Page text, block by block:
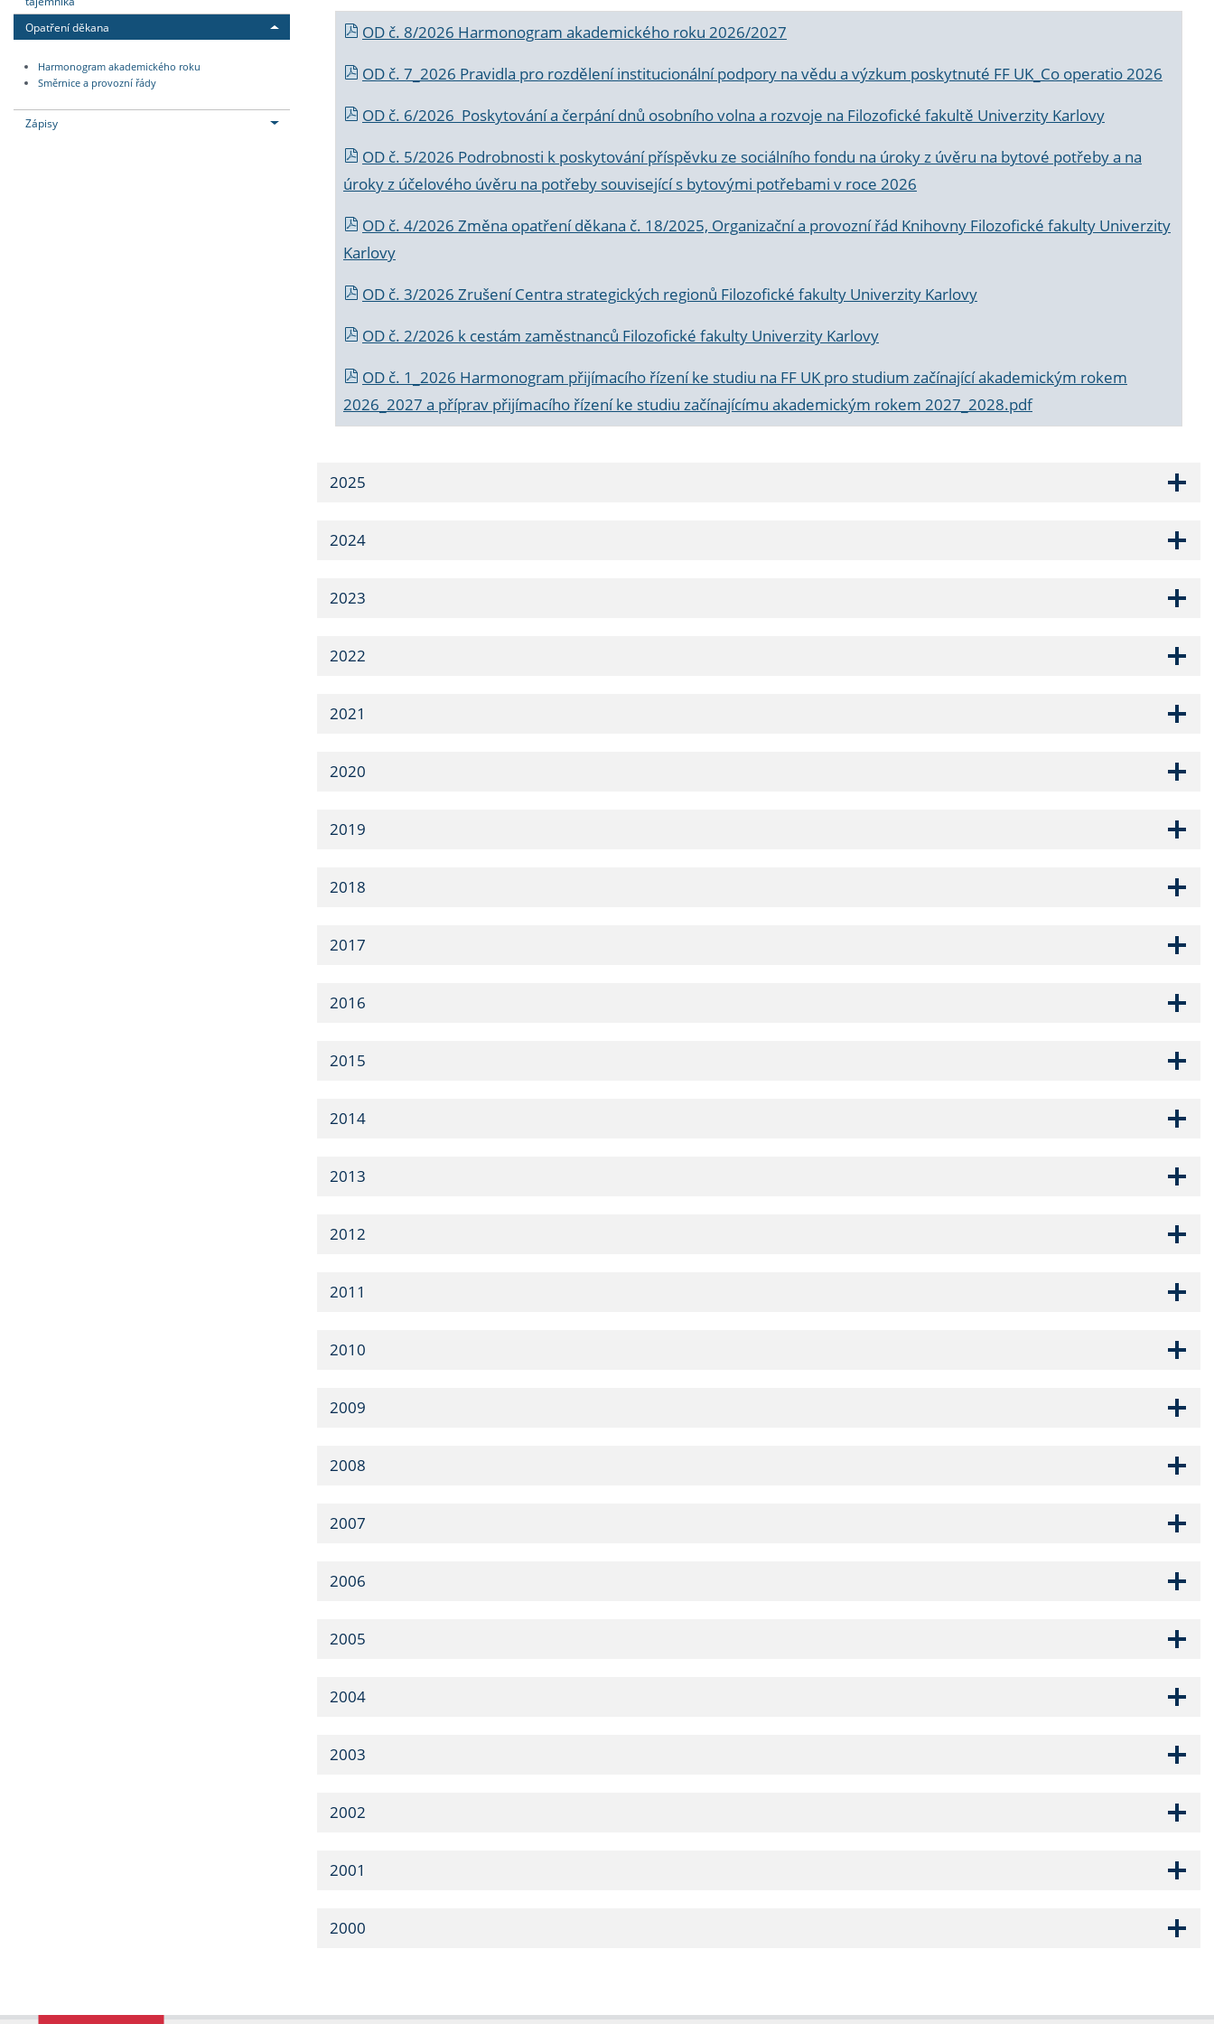
Opatření děkana
Harmonogram akademického roku
Směrnice a provozní řády
Zápisy
OD č. 8/2026 Harmonogram akademického roku 2026/2027
OD č. 7_2026 Pravidla pro rozdělení institucionální podpory na vědu a výzkum poskytnuté FF UK_Co operatio 2026
OD č. 6/2026 Poskytování a čerpání dnů osobního volna a rozvoje na Filozofické fakultě Univerzity Karlovy
OD č. 5/2026 Podrobnosti k poskytování příspěvku ze sociálního fondu na úroky z úvěru na bytové potřeby a na
úroky z účelového úvěru na potřeby související s bytovými potřebami v roce 2026
OD č. 4/2026 Změna opatření děkana č. 18/2025, Organizační a provozní řád Knihovny Filozofické fakulty Univerzity
Karlovy
OD č. 3/2026 Zrušení Centra strategických regionů Filozofické fakulty Univerzity Karlovy
OD č. 2/2026 k cestám zaměstnanců Filozofické fakulty Univerzity Karlovy
OD č. 1_2026 Harmonogram přijímacího řízení ke studiu na FF UK pro studium začínající akademickým rokem
2026_2027 a příprav přijímacího řízení ke studiu začínajícímu akademickým rokem 2027_2028.pdf
2025
2024
2023
2022
2021
2020
2019
2018
2017
2016
2015
2014
2013
2012
2011
2010
2009
2008
2007
2006
2005
2004
2003
2002
2001
2000